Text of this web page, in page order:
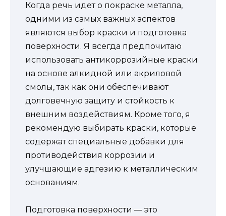
Когда речь идет о покраске металла,
одними из самых важных аспектов
являются выбор краски и подготовка
поверхности. Я всегда предпочитаю
использовать антикоррозийные краски
на основе алкидной или акриловой
смолы, так как они обеспечивают
долговечную защиту и стойкость к
внешним воздействиям. Кроме того, я
рекомендую выбирать краски, которые
содержат специальные добавки для
противодействия коррозии и
улучшающие адгезию к металлическим
основаниям.
Подготовка поверхности — это